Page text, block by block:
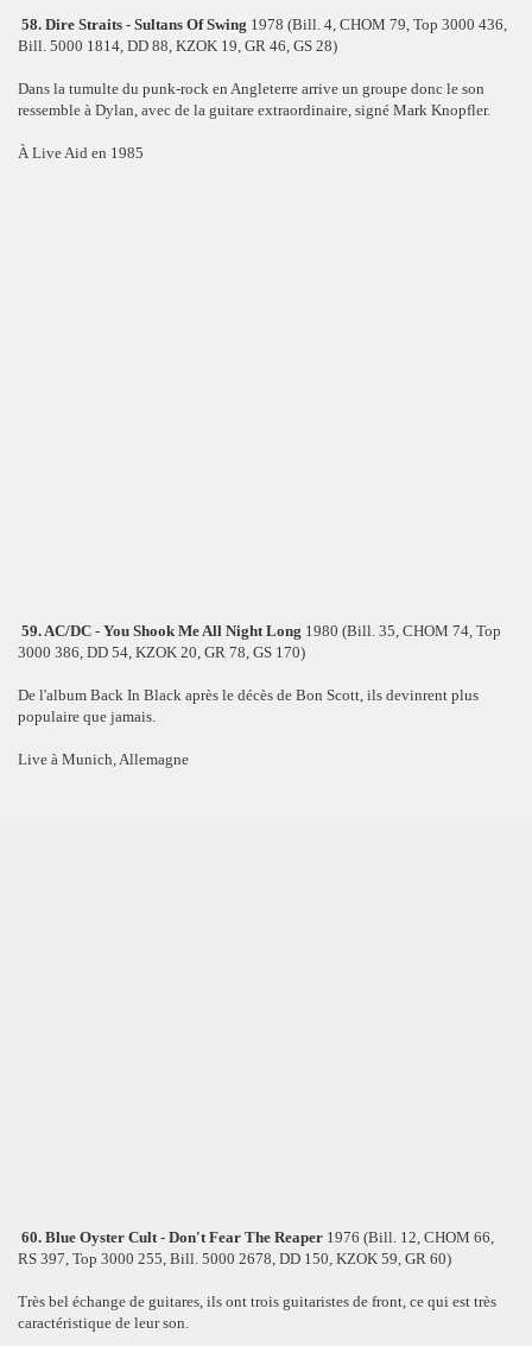
58. Dire Straits - Sultans Of Swing 1978 (Bill. 4, CHOM 79, Top 3000 436,
Bill. 5000 1814, DD 88, KZOK 19, GR 46, GS 28)
Dans la tumulte du punk-rock en Angleterre arrive un groupe donc le son
ressemble à Dylan, avec de la guitare extraordinaire, signé Mark Knopfler.
À Live Aid en 1985
59. AC/DC - You Shook Me All Night Long 1980 (Bill. 35, CHOM 74, Top
3000 386, DD 54, KZOK 20, GR 78, GS 170)
De l'album Back In Black après le décès de Bon Scott, ils devinrent plus
populaire que jamais.
Live à Munich, Allemagne
60. Blue Oyster Cult - Don't Fear The Reaper 1976 (Bill. 12, CHOM 66,
RS 397, Top 3000 255, Bill. 5000 2678, DD 150, KZOK 59, GR 60)
Très bel échange de guitares, ils ont trois guitaristes de front, ce qui est très
caractéristique de leur son.